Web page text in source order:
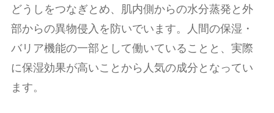
どうしをつなぎとめ、肌内側からの水分蒸発と外
部からの異物侵入を防いでいます。人間の保湿・
バリア機能の一部として働いていることと、実際
に保湿効果が高いことから人気の成分となってい
ます。